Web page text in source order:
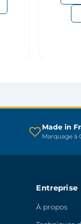
produit
Made in
Marquage à
Entreprise
À propos